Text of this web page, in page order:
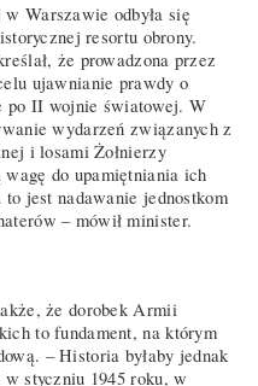
Warszawie odbyła się
resortu obrony.
że prowadzona przez
ujawnianie prawdy o
po II wojnie światowej. W
wydarzeń związanych z
i losami Żołnierzy
wagę do upamiętniania ich
jest nadawanie jednostkom
– mówił minister.
że dorobek Armii
to fundament, na którym
– Historia byłaby jednak
w styczniu 1945 roku, w